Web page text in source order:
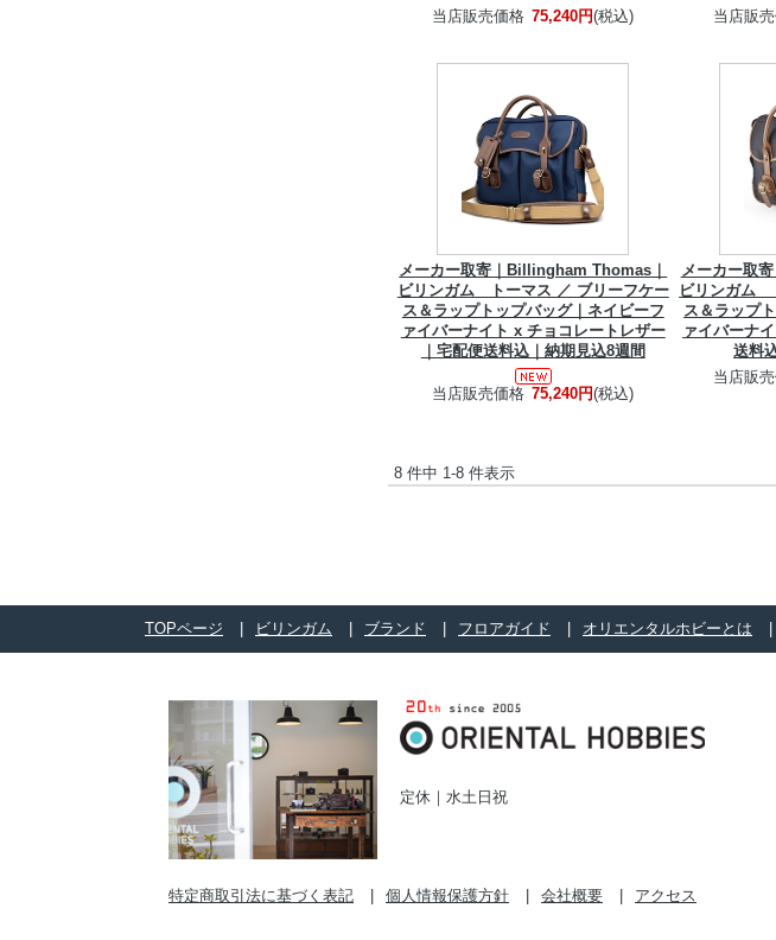
当店販売価格 75,240円(税込)
当店販
メーカー取寄｜Billingham Thomas｜
ビリンガム トーマス ／ ブリーフケー
ス＆ラップトップバッグ｜ネイビーフ
ァイバーナイト x チョコレートレザー
｜宅配便送料込｜納期見込8週間
当店販売価格 75,240円(税込)
メーカー取
ビリンガム
ス＆ラップ
ァイバーナ
送料
当店販
8 件中 1-8 件表示
TOPページ ビリンガム ブランド フロアガイド オリエンタルホビーとは
定休｜水土日祝
特定商取引法に基づく表記 個人情報保護方針 会社概要 アクセス